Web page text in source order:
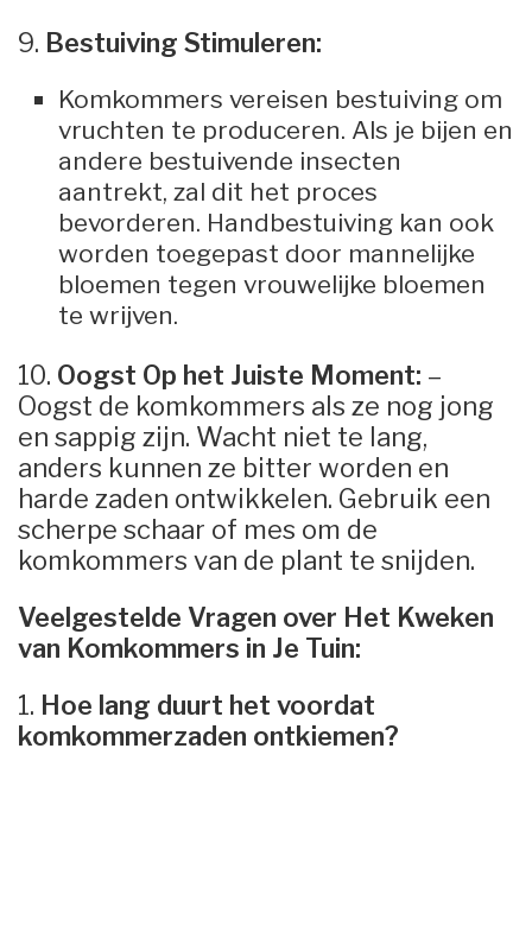
9. Bestuiving Stimuleren:
Komkommers vereisen bestuiving om
vruchten te produceren. Als je bijen en
andere bestuivende insecten
aantrekt, zal dit het proces
bevorderen. Handbestuiving kan ook
worden toegepast door mannelijke
bloemen tegen vrouwelijke bloemen
te wrijven.
10. Oogst Op het Juiste Moment: –
Oogst de komkommers als ze nog jong
en sappig zijn. Wacht niet te lang,
anders kunnen ze bitter worden en
harde zaden ontwikkelen. Gebruik een
scherpe schaar of mes om de
komkommers van de plant te snijden.
Veelgestelde Vragen over Het Kweken
van Komkommers in Je Tuin:
1. Hoe lang duurt het voordat
komkommerzaden ontkiemen?